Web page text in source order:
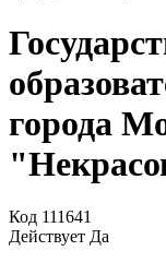
города
Код 111641
Действует Да